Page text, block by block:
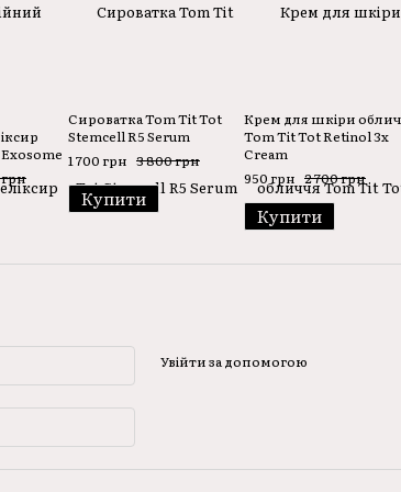
Сироватка Tom Tit Tot
Stemcell R5 Serum
1 700 грн 3 800 грн
Купити
Крем для шкіри
Tom Tit Tot Retinol 3x
Cream
950 грн 2 700 грн
Купити
Увійти за допомогою